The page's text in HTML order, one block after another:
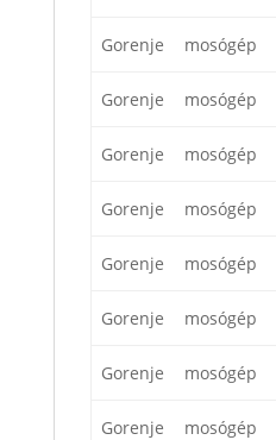
Gorenje mosógép
Gorenje mosógép
Gorenje mosógép
Gorenje mosógép
Gorenje mosógép
Gorenje mosógép
Gorenje mosógép
Gorenje mosógép